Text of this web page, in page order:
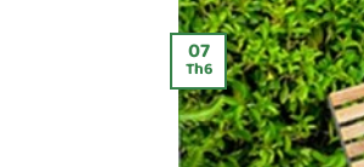
07
Th6